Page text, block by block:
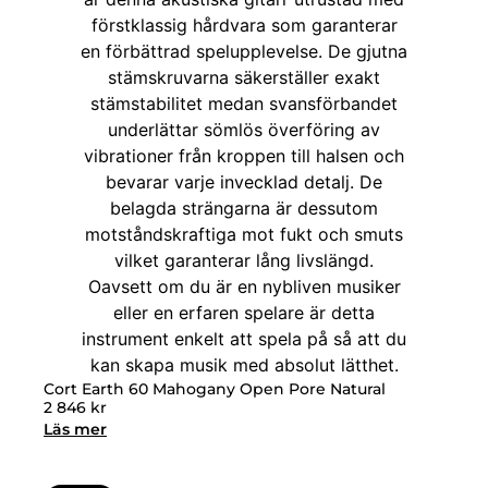
Cort Earth 60 Mahogany Open Pore Natural
2 846 kr
Läs mer